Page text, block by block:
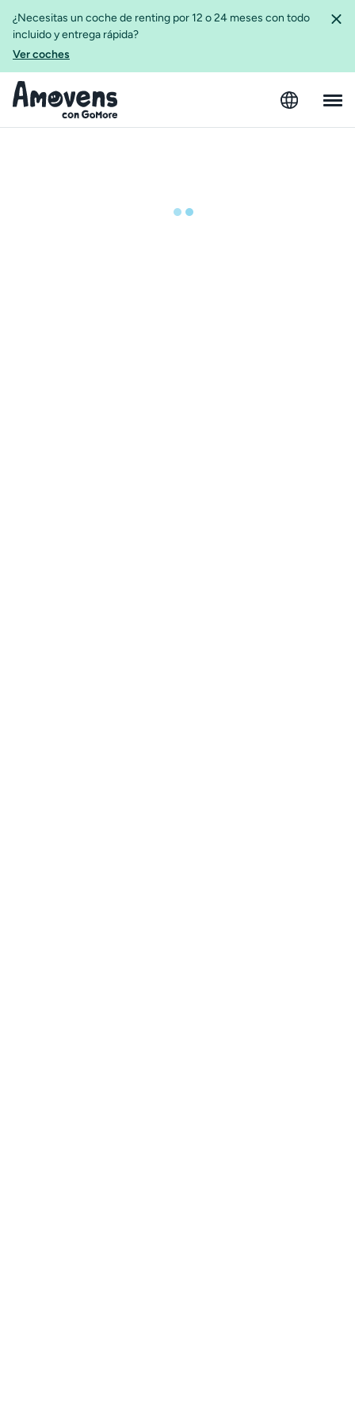
¿Necesitas un coche de renting por 12 o 24 meses con todo
incluido y entrega rápida?
Ver coches